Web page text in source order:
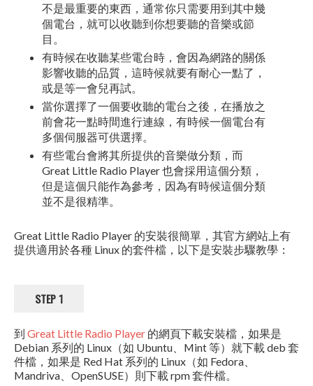
不是最重要的東西，通常你只需要用到其中幾
個電台，就可以收聽到你想要聽的音樂或節
目。
有時候在收聽某些電台時，會因為網路的關係
影響收聽的品質，這時候就要有耐心一點了，
或是等一會兒再試。
當你選擇了一個要收聽的電台之後，在播放之
前會花一點時間進行連線，有時候一個電台有
多個伺服器可供選擇。
有些電台會將其所提供的音樂做分類，而
Great Little Radio Player 也會採用這個分類，
但是這個只能作為參考，因為有時候這個分類
並不是很精準。
Great Little Radio Player 的安裝很簡單，其官方網站上有
提供適用於各種 Linux 的套件檔，以下是安裝步驟教學：
STEP 1
到 Great Little Radio Player 的網頁下載安裝檔，如果是
Debian 系列的 Linux（如 Ubuntu、Mint 等）就下載 deb 套
件檔，如果是 Red Hat 系列的 Linux（如 Fedora、
Mandriva、OpenSUSE）則下載 rpm 套件檔。